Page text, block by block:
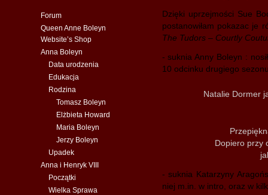
Dzięki uprzejmości Sue
postanowiłam pokazac je
The Tudors – Courtly
- suknia Anny Boleyn :
10 odcinku drugiego
Natalie Dormer
Dopiero przy
- suknia Katarzyny
niej m.in. w intro, oraz w
Forum
Queen Anne Boleyn
Website’s Shop
Anna Boleyn
Data urodzenia
Edukacja
Rodzina
Tomasz Boleyn
Elżbieta Howard
Maria Boleyn
Jerzy Boleyn
Upadek
Anna i Henryk VIII
Początki
Wielka Sprawa